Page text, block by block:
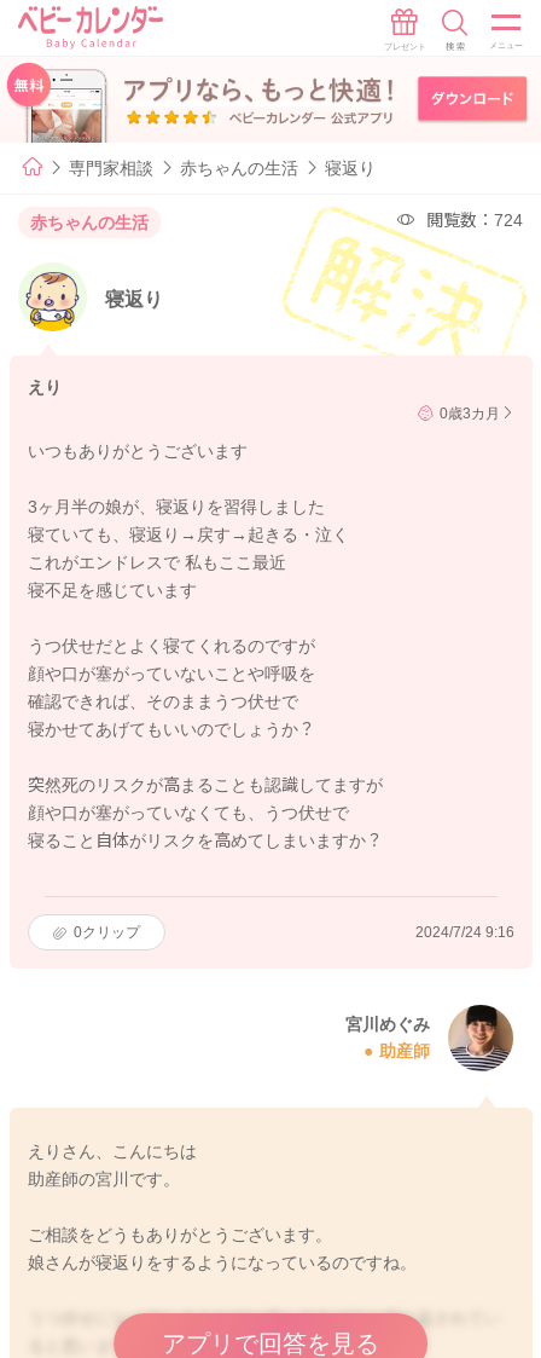
専門家相談 赤ちゃんの生活 寝返り
赤ちゃんの生活 閲覧数：724
寝返り
えり
0歳3カ月
いつもありがとうございます
3ヶ月半の娘が、寝返りを習得しました
寝ていても、寝返り→戻す→起きる・泣く
これがエンドレスで 私もここ最近
寝不足を感じています
うつ伏せだとよく寝てくれるのですが
顔や口が塞がっていないことや呼吸を
確認できれば、そのままうつ伏せで
寝かせてあげてもいいのでしょうか？
突然死のリスクが高まることも認識してますが
顔や口が塞がっていなくても、うつ伏せで
寝ること自体がリスクを高めてしまいますか？
0クリップ 2024/7/24 9:16
宮川めぐみ
助産師
えりさん、こんにちは
助産師の宮川です。
ご相談をどうもありがとうございます。
娘さんが寝返りをするようになっているのですね。
うつ伏せになってしまうたびに戻してあげてと繰り返されてい
ると思います。
アプリで回答を見る